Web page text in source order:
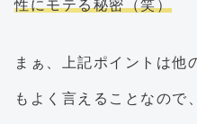
性にモテる秘密（笑）
まぁ、上記ポイントは他
もよく言えることなの